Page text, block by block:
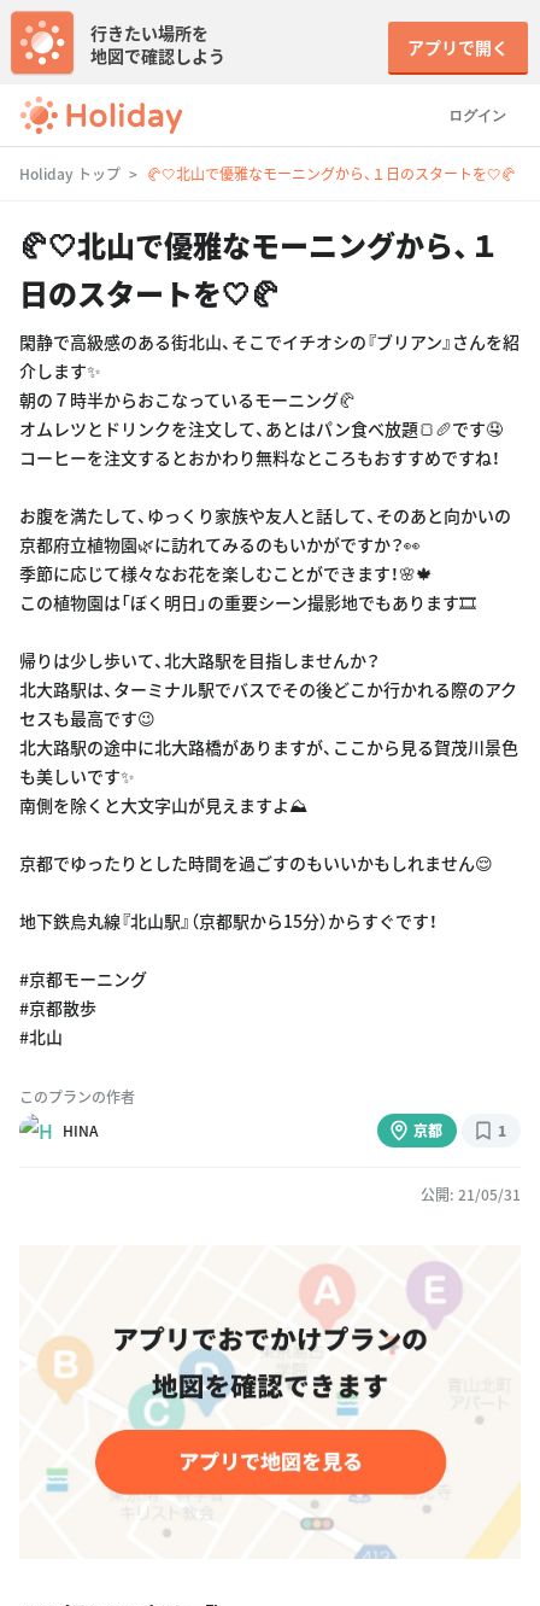
ログイン
行きたい場所を
地図で確認しよう
アプリで開く
Holiday トップ 🥐🤍北山で優雅なモーニングから、１日のスタートを🤍🥐
🥐🤍北山で優雅なモーニングから、１
日のスタートを🤍🥐
閑静で高級感のある街北山、そこでイチオシの『ブリアン』さんを紹
介します✨
朝の７時半からおこなっているモーニング🥐
オムレツとドリンクを注文して、あとはパン食べ放題🍞🥖です🤤
コーヒーを注文するとおかわり無料なところもおすすめですね！
お腹を満たして、ゆっくり家族や友人と話して、そのあと向かいの
京都府立植物園🌿に訪れてみるのもいかがですか？👀
季節に応じて様々なお花を楽しむことができます！🌸🍁
この植物園は「ぼく明日」の重要シーン撮影地でもあります🎞
帰りは少し歩いて、北大路駅を目指しませんか？
北大路駅は、ターミナル駅でバスでその後どこか行かれる際のアク
セスも最高です😉
北大路駅の途中に北大路橋がありますが、ここから見る賀茂川景色
も美しいです✨
南側を除くと大文字山が見えますよ⛰
京都でゆったりとした時間を過ごすのもいいかもしれません😌
地下鉄烏丸線『北山駅』（京都駅から15分）からすぐです！
#京都モーニング
#京都散歩
#北山
このプランの作者
HINA
京都 1
公開: 21/05/31